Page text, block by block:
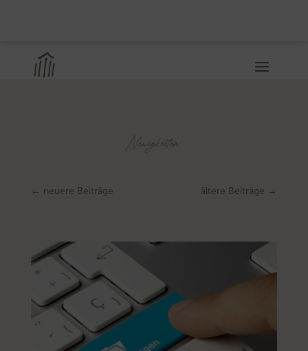
Neuigkeiten
← neuere Beiträge ältere Beiträge →